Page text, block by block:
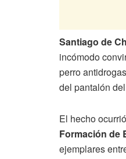
Santiago de
incómodo
perro
del pantalón
El hecho
Formación de
ejemplares